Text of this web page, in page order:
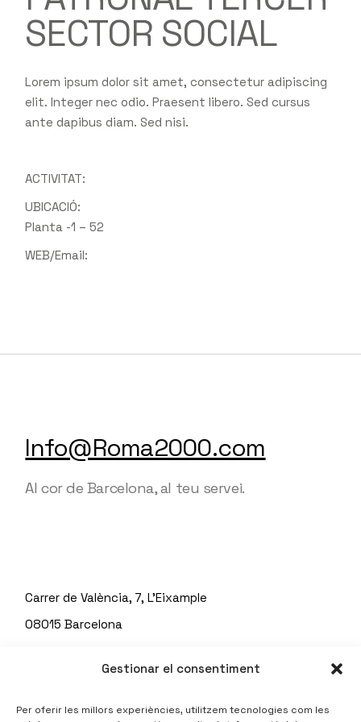
Gestionar el consentiment
Per oferir les millors experiències, utilitzem tecnologies com les
SECTOR SOCIAL
Lorem ipsum dolor sit amet, consectetur adipiscing
elit. Integer nec odio. Praesent libero. Sed cursus
ante dapibus diam. Sed nisi.
ACTIVITAT:
UBICACIÓ:
Planta -1 – 52
WEB/Email:
Info@Roma2000.com
Al cor de Barcelona, al teu servei.
Carrer de València, 7, L'Eixample
08015 Barcelona